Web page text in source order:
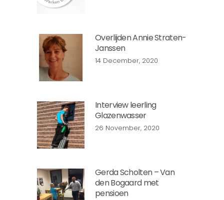
Overlijden Annie Straten-
Janssen
14 December, 2020
Interview leerling
Glazenwasser
26 November, 2020
Gerda Scholten – Van
den Bogaard met
pensioen